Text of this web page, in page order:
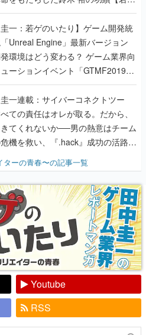
】
圭一：若ゲのいたり】ゲーム開発統
Unreal Engine」最新バージョン
環境はどう変わる？ ゲーム業界向
ーションイベント「GTMF2019」
、より理解を深めよう【PR】
圭一連載：サイバーコネクトツー
ての責任はオレが取る。だから、
てくれないか──男の熱意はチーム
機を救い、『.hack』成功の活路を
ャンプ』色だった【若ゲのいた
ターの青春〜の記事一覧
Youtube
RSS